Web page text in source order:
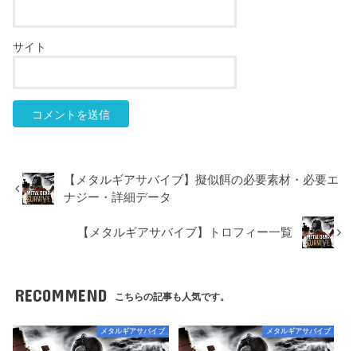
サイト
【メタルギアサバイブ】擬似餌の必要素材・必要エ
ナジー・詳細データ
【メタルギアサバイブ】トロフィー一覧
RECOMMEND こちらの記事も人気です。
メタルギアサバイブ メタルギアサバイブ